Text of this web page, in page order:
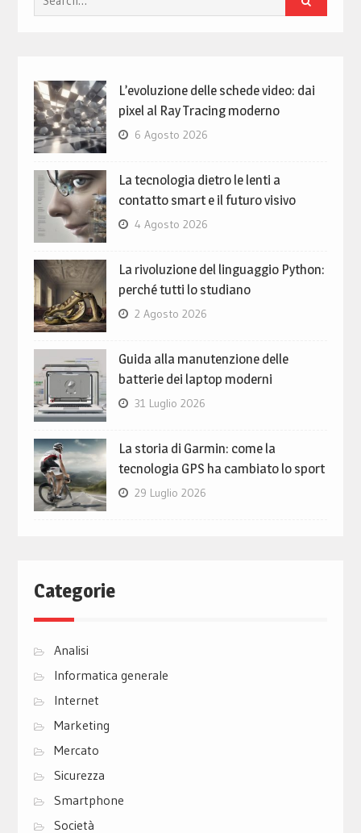
for:
L’evoluzione delle schede video: dai
pixel al Ray Tracing moderno
6 Agosto 2026
La tecnologia dietro le lenti a
contatto smart e il futuro visivo
4 Agosto 2026
La rivoluzione del linguaggio Python:
perché tutti lo studiano
2 Agosto 2026
Guida alla manutenzione delle
batterie dei laptop moderni
31 Luglio 2026
La storia di Garmin: come la
tecnologia GPS ha cambiato lo sport
29 Luglio 2026
Categorie
Analisi
Informatica generale
Internet
Marketing
Mercato
Sicurezza
Smartphone
Società